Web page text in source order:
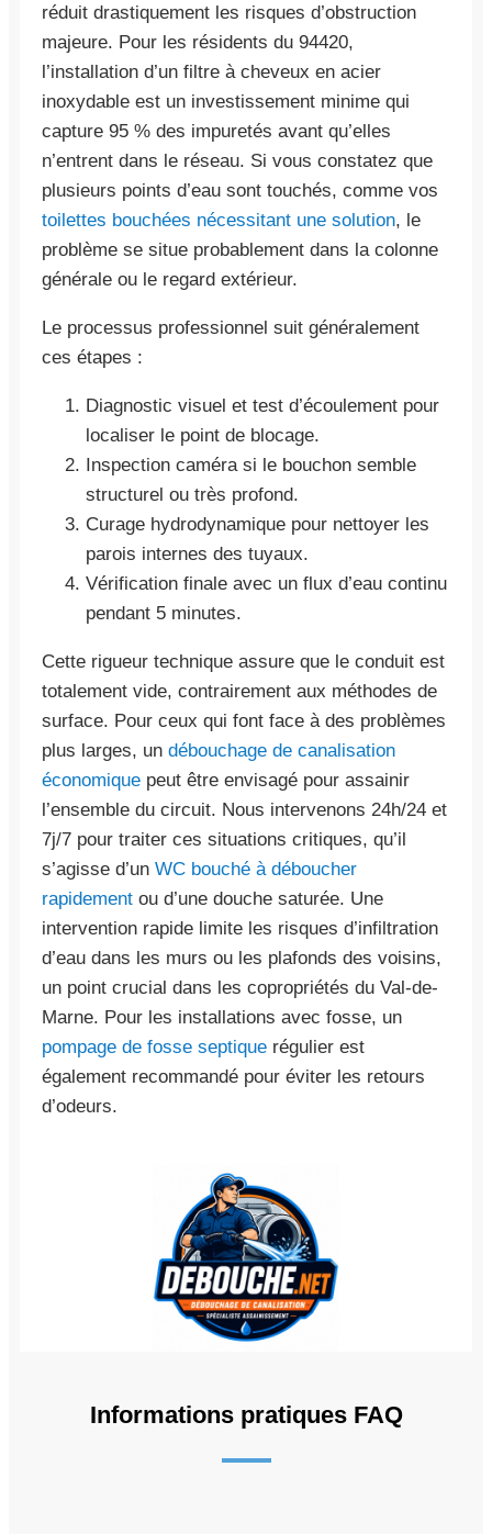
réduit drastiquement les risques d’obstruction
majeure. Pour les résidents du 94420,
l’installation d’un filtre à cheveux en acier
inoxydable est un investissement minime qui
capture 95 % des impuretés avant qu’elles
n’entrent dans le réseau. Si vous constatez que
plusieurs points d’eau sont touchés, comme vos
toilettes bouchées nécessitant une solution, le
problème se situe probablement dans la colonne
générale ou le regard extérieur.
Le processus professionnel suit généralement
ces étapes :
Diagnostic visuel et test d’écoulement pour
localiser le point de blocage.
Inspection caméra si le bouchon semble
structurel ou très profond.
Curage hydrodynamique pour nettoyer les
parois internes des tuyaux.
Vérification finale avec un flux d’eau continu
pendant 5 minutes.
Cette rigueur technique assure que le conduit est
totalement vide, contrairement aux méthodes de
surface. Pour ceux qui font face à des problèmes
plus larges, un débouchage de canalisation
économique peut être envisagé pour assainir
l’ensemble du circuit. Nous intervenons 24h/24 et
7j/7 pour traiter ces situations critiques, qu’il
s’agisse d’un WC bouché à déboucher
rapidement ou d’une douche saturée. Une
intervention rapide limite les risques d’infiltration
d’eau dans les murs ou les plafonds des voisins,
un point crucial dans les copropriétés du Val-de-
Marne. Pour les installations avec fosse, un
pompage de fosse septique régulier est
également recommandé pour éviter les retours
d’odeurs.
Informations pratiques FAQ